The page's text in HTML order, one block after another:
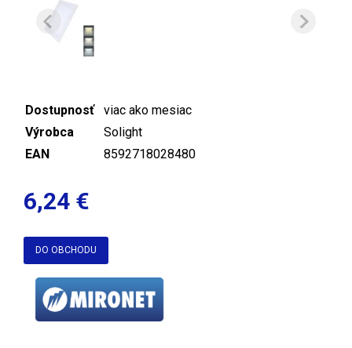
Dostupnosť
viac ako mesiac
Výrobca
Solight
EAN
8592718028480
6,24 €
DO OBCHODU